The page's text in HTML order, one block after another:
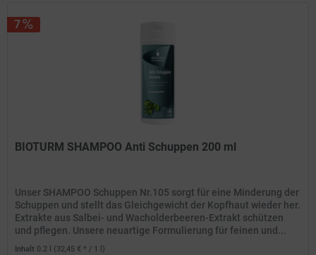
7
BIOTURM SHAMPOO Anti Schuppen 200 ml
Unser SHAMPOO Schuppen Nr.105 sorgt für eine Minderung der
Schuppen und stellt das Gleichgewicht der Kopfhaut wieder her.
Extrakte aus Salbei- und Wacholderbeeren-Extrakt schützen
und pflegen. Unsere neuartige Formulierung für feinen und...
Inhalt 0.2 l (32,45 € * / 1 l)